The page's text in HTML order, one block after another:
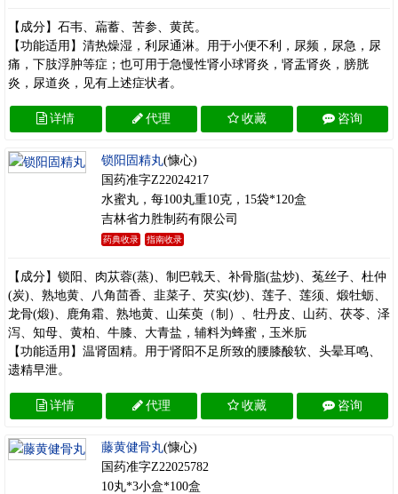
【成分】石韦、萹蓄、苦参、黄芪。
【功能适用】清热燥湿，利尿通淋。用于小便不利，尿频，尿急，尿
痛，下肢浮肿等症；也可用于急慢性肾小球肾炎，肾盂肾炎，膀胱
炎，尿道炎，见有上述症状者。
详情 代理 收藏 咨询
锁阳固精丸(慷心)
国药准字Z22024217
水蜜丸，每100丸重10克，15袋*120盒
吉林省力胜制药有限公司
药典收录 指南收录
【成分】锁阳、肉苁蓉(蒸)、制巴戟天、补骨脂(盐炒)、菟丝子、杜仲
(炭)、熟地黄、八角茴香、韭菜子、芡实(炒)、莲子、莲须、煅牡蛎、
龙骨(煅)、鹿角霜、熟地黄、山茱萸（制）、牡丹皮、山药、茯苓、泽
泻、知母、黄柏、牛膝、大青盐，辅料为蜂蜜，玉米朊
【功能适用】温肾固精。用于肾阳不足所致的腰膝酸软、头晕耳鸣、
遗精早泄。
详情 代理 收藏 咨询
藤黄健骨丸(慷心)
国药准字Z22025782
10丸*3小盒*100盒